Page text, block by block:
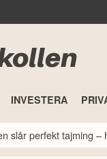
INVESTERA
slår perfekt tajming